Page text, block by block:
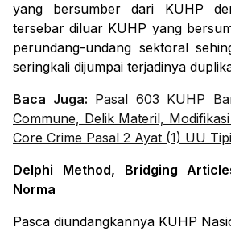
yang bersumber dari KUHP
tersebar diluar KUHP yang
perundang-undang sektoral
seringkali dijumpai terjadinya
Baca Juga: Pasal 603 KUHP
Commune, Delik Materil,
Core Crime Pasal 2 Ayat (1) UU
Delphi Method, Bridging
Norma
Pasca diundangkannya KUHP